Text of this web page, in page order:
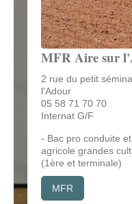
MFR Aire sur
2 rue du petit
l'Adour
05 58 71 70 70
Internat G/F
- Bac pro conduite
agricole grandes
(1ère et terminale)
MFR